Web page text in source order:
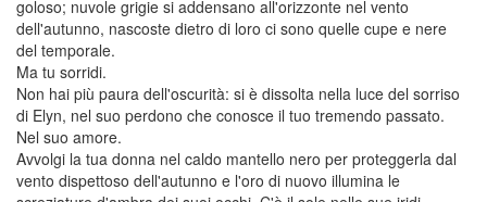
goloso; nuvole grigie si addensano all'orizzonte nel vento
dell'autunno, nascoste dietro di loro ci sono quelle cupe e nere
del temporale.
Ma tu sorridi.
Non hai più paura dell'oscurità: si è dissolta nella luce del sorriso
di Elyn, nel suo perdono che conosce il tuo tremendo passato.
Nel suo amore.
Avvolgi la tua donna nel caldo mantello nero per proteggerla dal
vento dispettoso dell'autunno e l'oro di nuovo illumina le